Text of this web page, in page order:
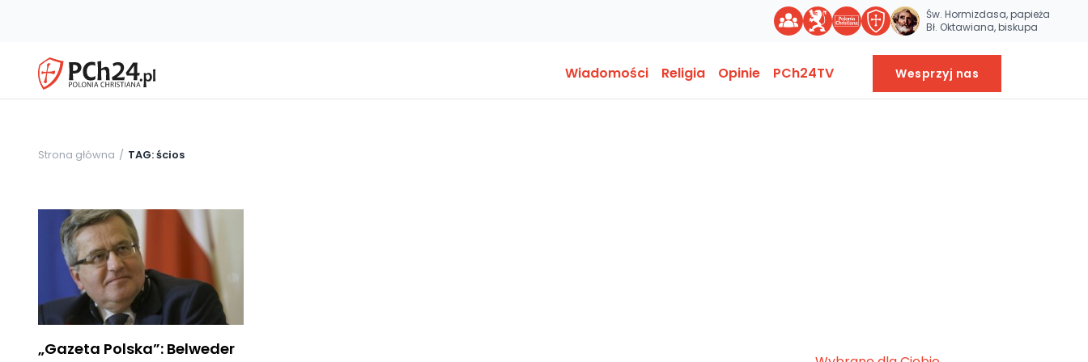
Św. Hormizdasa, papieża
Bł. Oktawiana, biskupa
Wiadomości Religia Opinie PCh24TV Wesprzyj nas
Strona główna TAG: ścios
„Gazeta Polska”: Belweder